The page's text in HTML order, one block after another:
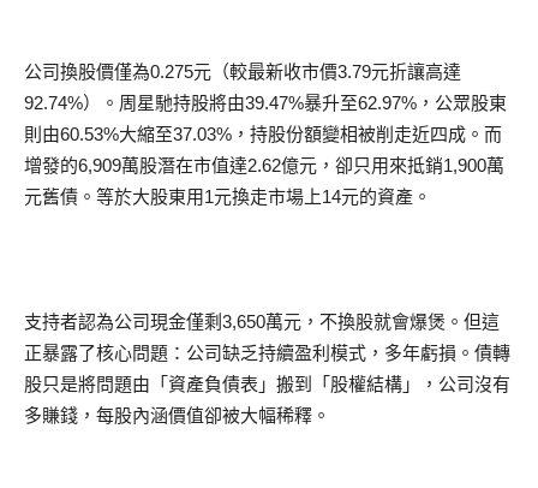
公司換股價僅為0.275元（較最新收市價3.79元折讓高達
92.74%）。周星馳持股將由39.47%暴升至62.97%，公眾股東
則由60.53%大縮至37.03%，持股份額變相被削走近四成。而
增發的6,909萬股潛在市值達2.62億元，卻只用來抵銷1,900萬
元舊債。等於大股東用1元換走市場上14元的資產。
支持者認為公司現金僅剩3,650萬元，不換股就會爆煲。但這
正暴露了核心問題：公司缺乏持續盈利模式，多年虧損。債轉
股只是將問題由「資產負債表」搬到「股權結構」，公司沒有
多賺錢，每股內涵價值卻被大幅稀釋。